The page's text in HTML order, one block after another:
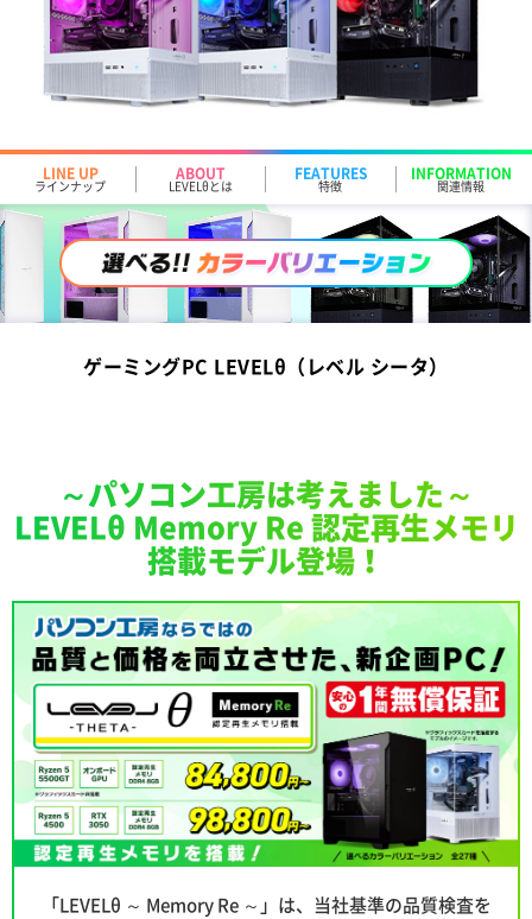
LINE UP
ラインナップ
ABOUT
LEVELθとは
FEATURES
特徴
INFORMATION
関連情報
ゲーミングPC LEVELθ（レベル シータ）
～パソコン工房は考えました～
LEVELθ Memory Re 認定再生メモリ
搭載モデル登場！
「LEVELθ ～ Memory Re ～」は、当社基準の品質検査を